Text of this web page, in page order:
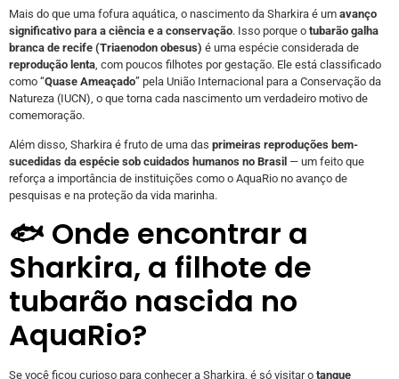
Mais do que uma fofura aquática, o nascimento da Sharkira é um avanço
significativo para a ciência e a conservação. Isso porque o tubarão galha
branca de recife (Triaenodon obesus) é uma espécie considerada de
reprodução lenta , com poucos filhotes por gestação. Ele está classificado
como “Quase Ameaçado” pela União Internacional para a Conservação da
Natureza (IUCN), o que torna cada nascimento um verdadeiro motivo de
comemoração.
Além disso, Sharkira é fruto de uma das primeiras reproduções bem-
sucedidas da espécie sob cuidados humanos no Brasil — um feito que
reforça a importância de instituições como o AquaRio no avanço de
pesquisas e na proteção da vida marinha.
🐟 Onde encontrar a
Sharkira, a filhote de
tubarão nascida no
AquaRio?
Se você ficou curioso para conhecer a Sharkira, é só visitar o tanque